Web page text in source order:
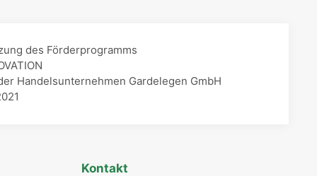
des Förderprogramms
Handelsunternehmen Gardelegen GmbH
Kontakt